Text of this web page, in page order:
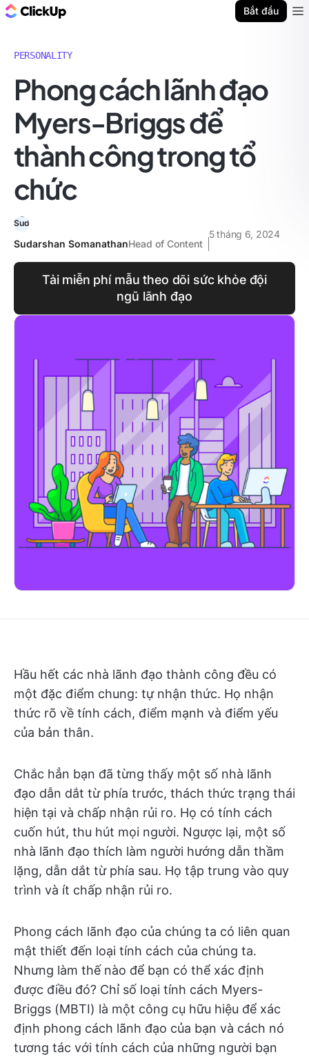
Bắt đầu
PERSONALITY
Phong cách lãnh đạo
Myers-Briggs để
thành công trong tổ
chức
Sudarshan SomanathanHead of Content
5 tháng 6, 2024
Tải miễn phí mẫu theo dõi sức khỏe đội
ngũ lãnh đạo
Hầu hết các nhà lãnh đạo thành công đều có
một đặc điểm chung: tự nhận thức. Họ nhận
thức rõ về tính cách, điểm mạnh và điểm yếu
của bản thân.
Chắc hẳn bạn đã từng thấy một số nhà lãnh
đạo dẫn dắt từ phía trước, thách thức trạng thái
hiện tại và chấp nhận rủi ro. Họ có tính cách
cuốn hút, thu hút mọi người. Ngược lại, một số
nhà lãnh đạo thích làm người hướng dẫn thầm
lặng, dẫn dắt từ phía sau. Họ tập trung vào quy
trình và ít chấp nhận rủi ro.
Phong cách lãnh đạo của chúng ta có liên quan
mật thiết đến loại tính cách của chúng ta.
Nhưng làm thế nào để bạn có thể xác định
được điều đó? Chỉ số loại tính cách Myers-
Briggs (MBTI) là một công cụ hữu hiệu để xác
định phong cách lãnh đạo của bạn và cách nó
tương tác với tính cách của những người bạn